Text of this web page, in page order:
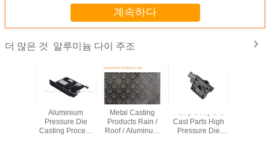
계속하다
더 많은 것 알루미늄 다이 주조
Aluminium
Pressure Die
Casting Process
Metal Casting
Products Rain /
Roof / Aluminum
Pump Body Die
Cast Parts High
Pressure Die